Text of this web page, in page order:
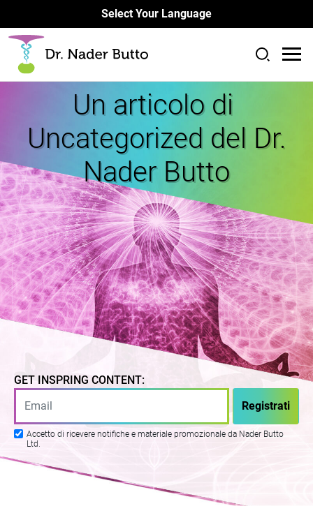
Select Your Language
Un articolo di
Uncategorized del Dr.
Nader Butto
GET INSPRING CONTENT:
Accetto di ricevere notifiche e materiale promozionale da Nader Butto
Ltd.